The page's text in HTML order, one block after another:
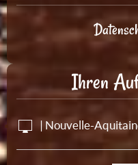
Ihren
| Nouvelle-